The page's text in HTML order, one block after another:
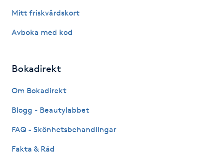
Gravidyoga
Mitt friskvårdskort
Avboka med kod
Bokadirekt
Om Bokadirekt
Blogg - Beautylabbet
FAQ - Skönhetsbehandlingar
Fakta & Råd